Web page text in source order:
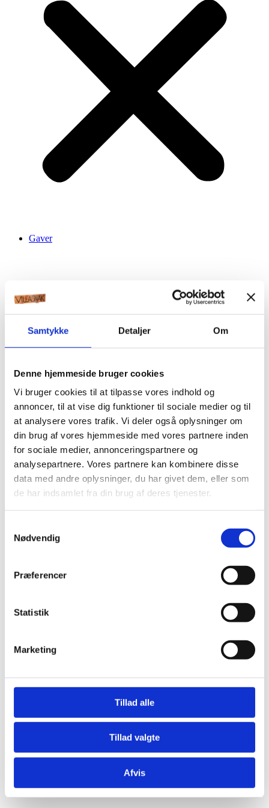
Samtykke Detaljer Om
Denne hjemmeside bruger cookies
Vi bruger cookies til at tilpasse vores indhold og
annoncer, til at vise dig funktioner til sociale medier og til
at analysere vores trafik. Vi deler også oplysninger om
din brug af vores hjemmeside med vores partnere inden
for sociale medier, annonceringspartnere og
analysepartnere. Vores partnere kan kombinere disse
data med andre oplysninger, du har givet dem, eller som
de har indsamlet fra din brug af deres tjenester.
Nødvendig
Præferencer
Statistik
Marketing
Tillad alle
Tillad valgte
Afvis
Gaver
Krystaller